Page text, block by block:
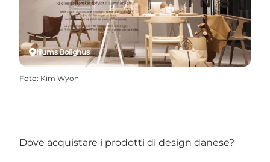
Illums Bolighus
Foto: Kim Wyon
Dove acquistare i prodotti di design danese?